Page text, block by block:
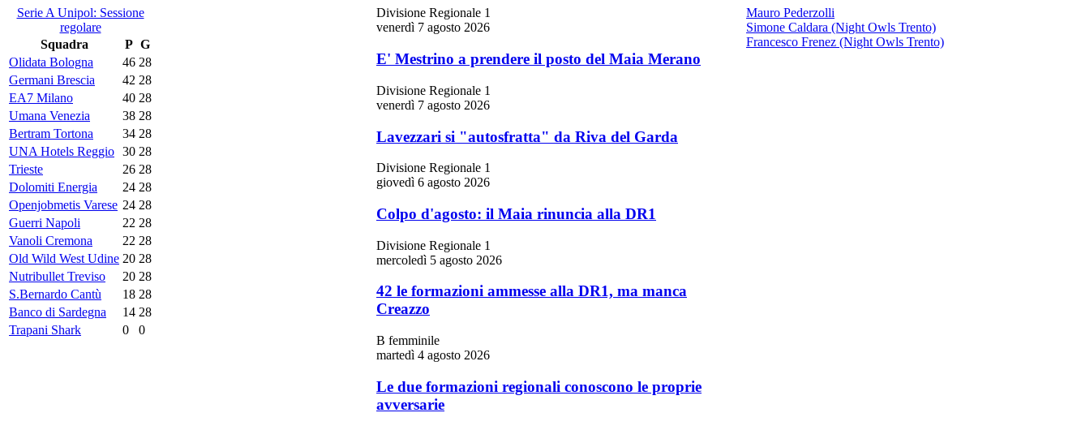
Serie A Unipol: Sessione
regolare
Squadra
P G
Olidata Bologna
46 28
Germani Brescia
42 28
EA7 Milano
40 28
Umana Venezia
38 28
Bertram Tortona
34 28
UNA Hotels Reggio 30 28
Trieste
26 28
Dolomiti Energia
24 28
Openjobmetis Varese 24 28
Guerri Napoli
22 28
Vanoli Cremona
22 28
Old Wild West Udine 20 28
Nutribullet Treviso
20 28
S.Bernardo Cantù
18 28
Banco di Sardegna
14 28
Trapani Shark
0 0
Divisione Regionale 1
venerdì 7 agosto 2026
E' Mestrino a prendere il posto del Maia Merano
Divisione Regionale 1
venerdì 7 agosto 2026
Lavezzari si "autosfratta" da Riva del Garda
Divisione Regionale 1
giovedì 6 agosto 2026
Colpo d'agosto: il Maia rinuncia alla DR1
Divisione Regionale 1
mercoledì 5 agosto 2026
42 le formazioni ammesse alla DR1, ma manca
Creazzo
B femminile
martedì 4 agosto 2026
Le due formazioni regionali conoscono le proprie
avversarie
Mauro Pederzolli
Simone Caldara (Night Owls Trento)
Francesco Frenez (Night Owls Trento)